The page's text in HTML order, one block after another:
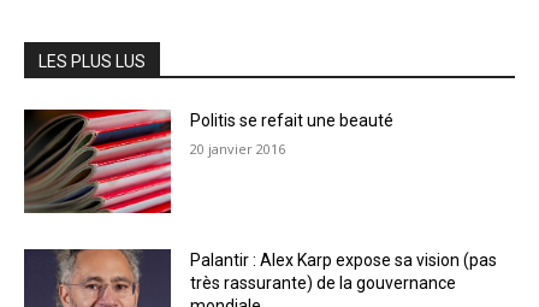
LES PLUS LUS
Politis se refait une beauté
20 janvier 2016
Palantir : Alex Karp expose sa vision (pas
très rassurante) de la gouvernance